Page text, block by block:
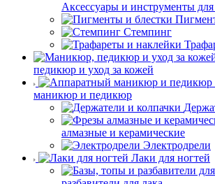
Аксессуары и инструменты для
Стемпинг
педикюр и уход за кожей
маникюр и педикюр
алмазные и керамические
Электродрели
Лаки для ногтей